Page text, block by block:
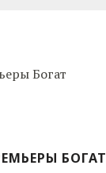
БОГАТ